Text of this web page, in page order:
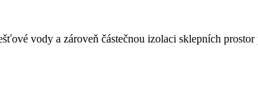
vody a zároveň částečnou izolaci sklepních